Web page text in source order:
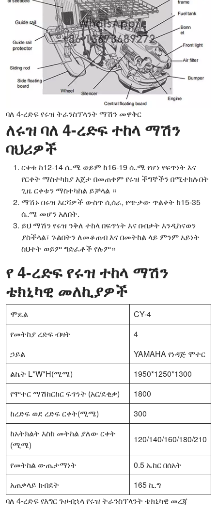
ባለ 4-ረድፍ የሩዝ ትራንስፕላንት ማሽን መዋቅር
ለሩዝ ባለ 4-ረድፍ ተከላ ማሽን
ባህሪዎች
ርቀቱ ከ12-14 ሴ.ሜ ወይም ከ16-19 ሴ.ሜ የሆነ የፍጥነት እና
የርቀት ማስተካከያ እጀታ በመጠቀም የሩዝ ችግኞችን በሚተክሉበት
ጊዜ ርቀቱን ማስተካከል ይቻላል ።
ማሽኑ በሩዝ እርሻዎች ውስጥ ሲሰራ, የጭቃው ጥልቀት ከ15-35
ሴ.ሜ መሆን አለበት.
ይህ ማሽን የሩዝ ንቅለ ተከላ በፍጥነት እና በብቃት እንዲከናወን
ያስችላል፣ ጉልበትን ለመቆጠብ እና በመትከል ላይ ምንም አይነት
ስህተት ወይም ግድፈቶች የሉም።
የ 4-ረድፍ የሩዝ ተከላ ማሽን
ቴክኒካዊ መለኪያዎች
ሞዴል
CY-4
የመትከያ ረድፍ ብዛት
4
ኃይል
YAMAHA የነዳጅ ሞተር
ልኬት L*W*H(ሚሜ)
1950*1250*1300
የሞተር ማሽከርከር ፍጥነት (አር/ደቂቃ)
1800
ከረድፍ ወደ ረድፍ ርቀት(ሚሜ)
300
ከአትክልት እስከ መትከል ያለው ርቀት
(ሚሜ)
120/140/160/180/210
የመትከል ውጤታማነት
0.5 ኤከር በሰአት
አጠቃላይ ክብደት
165 ኪ.ግ
ባለ 4-ረድፍ የእግር ጉዞ-በኋላ የሩዝ ትራንስፕላንት ቴክኒካዊ መረጃ